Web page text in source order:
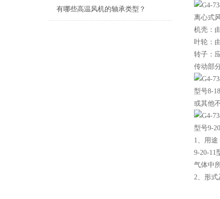
有哪些高温风机的轴承类型？
离心式
机壳：
叶轮：
转子：
传动部
型号8-
或其他
型号9-
1、用途
9-20-11
气体中
2、形式